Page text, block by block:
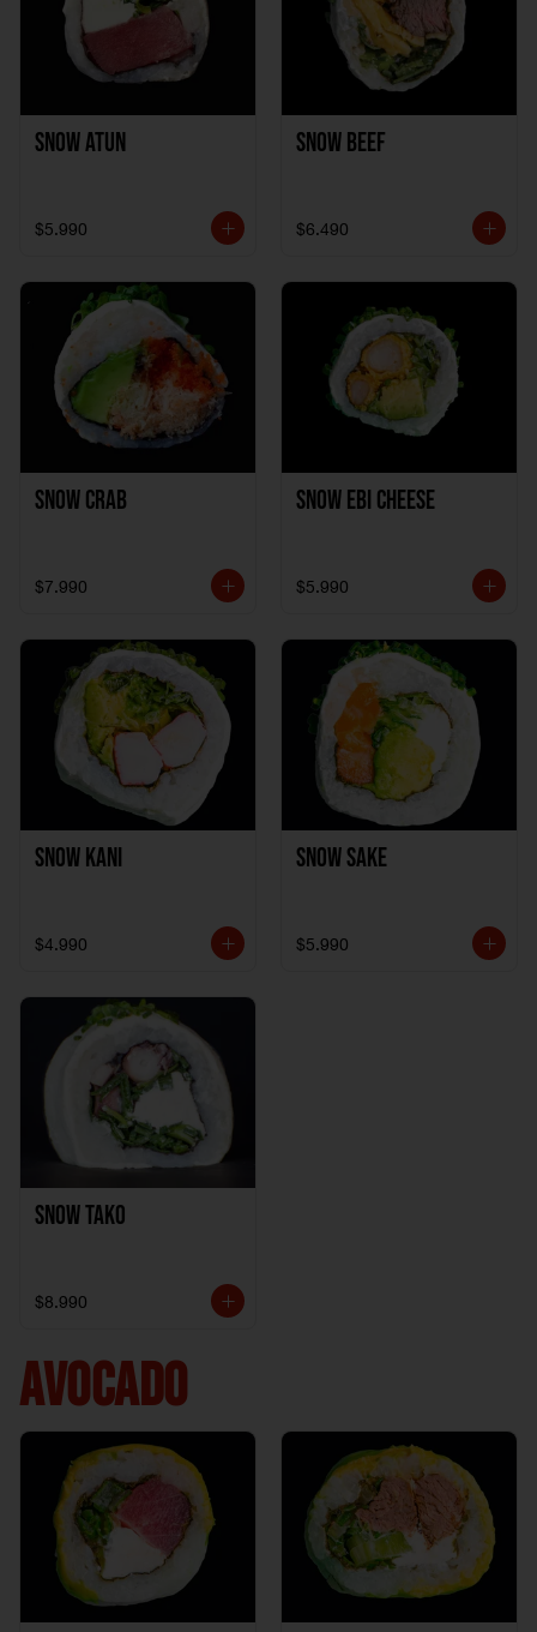
Snow Atun
$5.990
Snow Beef
$6.490
Snow Crab
$7.990
Snow Ebi Cheese
$5.990
Snow Kani
$4.990
Snow Sake
$5.990
Snow Tako
$8.990
AVOCADO